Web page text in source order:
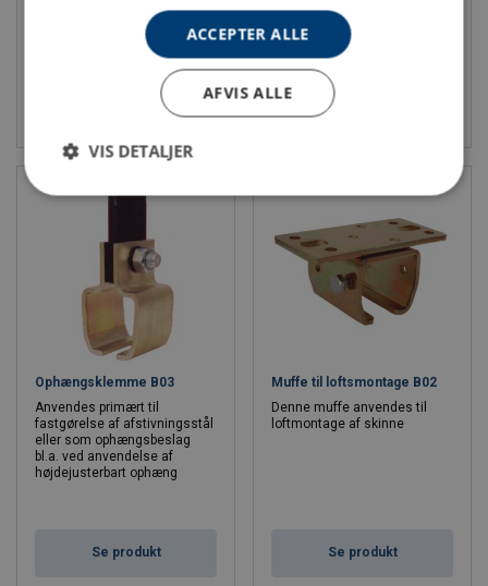
bl.a. ved anvendelse af
højdejusterbart ophæng
Se produkt
Ophængsklemme B03
Anvendes primært til
fastgørelse af afstivningsstål
eller som ophængsbeslag
bl.a. ved anvendelse af
højdejusterbart ophæng
Se produkt
Muffe til loftsmontage B02
Denne muffe anvendes til
loftmontage af skinne
Se produkt
ACCEPTER ALLE
AFVIS ALLE
VIS DETALJER